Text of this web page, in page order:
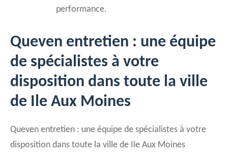
performance.
Queven entretien : une équipe
de spécialistes à votre
disposition dans toute la ville
de Ile Aux Moines
Queven entretien : une équipe de spécialistes à votre
disposition dans toute la ville de Ile Aux Moines